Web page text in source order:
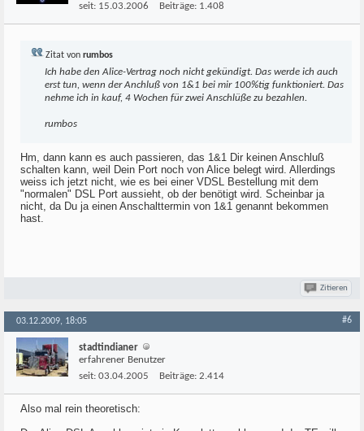
seit: 15.03.2006 Beiträge: 1.408
Zitat von rumbos
Ich habe den Alice-Vertrag noch nicht gekündigt. Das werde ich auch
erst tun, wenn der Anchluß von 1&1 bei mir 100%tig funktioniert. Das
nehme ich in kauf, 4 Wochen für zwei Anschlüße zu bezahlen.
rumbos
Hm, dann kann es auch passieren, das 1&1 Dir keinen Anschluß
schalten kann, weil Dein Port noch von Alice belegt wird. Allerdings
weiss ich jetzt nicht, wie es bei einer VDSL Bestellung mit dem
"normalen" DSL Port aussieht, ob der benötigt wird. Scheinbar ja
nicht, da Du ja einen Anschalttermin von 1&1 genannt bekommen
hast.
Zitieren
03.12.2009, 18:05 #6
stadtindianer
erfahrener Benutzer
seit: 03.04.2005 Beiträge: 2.414
Also mal rein theoretisch: